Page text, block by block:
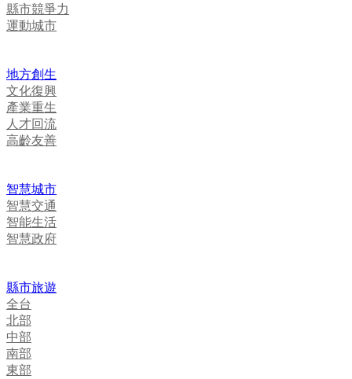
縣市競爭力
運動城市
地方創生
文化復興
產業重生
人才回流
高齡友善
智慧城市
智慧交通
智能生活
智慧政府
縣市旅遊
全台
北部
中部
南部
東部